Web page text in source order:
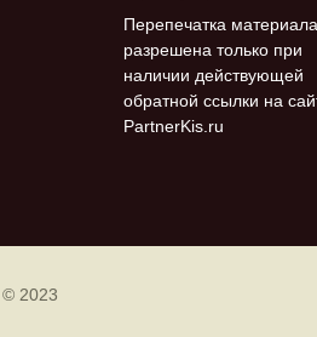
Перепечатка материала
разрешена только при
наличии действующей
обратной ссылки на
PartnerKis.ru
© 2023